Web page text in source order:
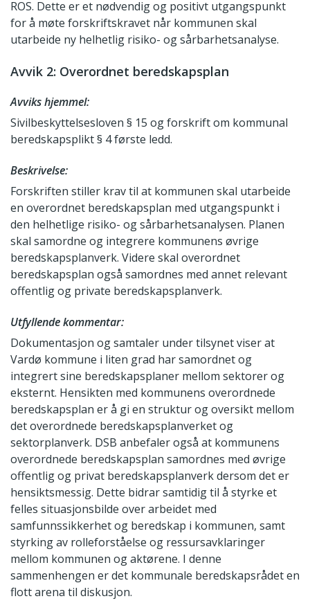
ROS. Dette er et nødvendig og positivt utgangspunkt
for å møte forskriftskravet når kommunen skal
utarbeide ny helhetlig risiko- og sårbarhetsanalyse.
Avvik 2: Overordnet beredskapsplan
Avviks hjemmel:
Sivilbeskyttelsesloven § 15 og forskrift om kommunal
beredskapsplikt § 4 første ledd.
Beskrivelse:
Forskriften stiller krav til at kommunen skal utarbeide
en overordnet beredskapsplan med utgangspunkt i
den helhetlige risiko- og sårbarhetsanalysen. Planen
skal samordne og integrere kommunens øvrige
beredskapsplanverk. Videre skal overordnet
beredskapsplan også samordnes med annet relevant
offentlig og private beredskapsplanverk.
Utfyllende kommentar:
Dokumentasjon og samtaler under tilsynet viser at
Vardø kommune i liten grad har samordnet og
integrert sine beredskapsplaner mellom sektorer og
eksternt. Hensikten med kommunens overordnede
beredskapsplan er å gi en struktur og oversikt mellom
det overordnede beredskapsplanverket og
sektorplanverk. DSB anbefaler også at kommunens
overordnede beredskapsplan samordnes med øvrige
offentlig og privat beredskapsplanverk dersom det er
hensiktsmessig. Dette bidrar samtidig til å styrke et
felles situasjonsbilde over arbeidet med
samfunnssikkerhet og beredskap i kommunen, samt
styrking av rolleforståelse og ressursavklaringer
mellom kommunen og aktørene. I denne
sammenhengen er det kommunale beredskapsrådet en
flott arena til diskusjon.